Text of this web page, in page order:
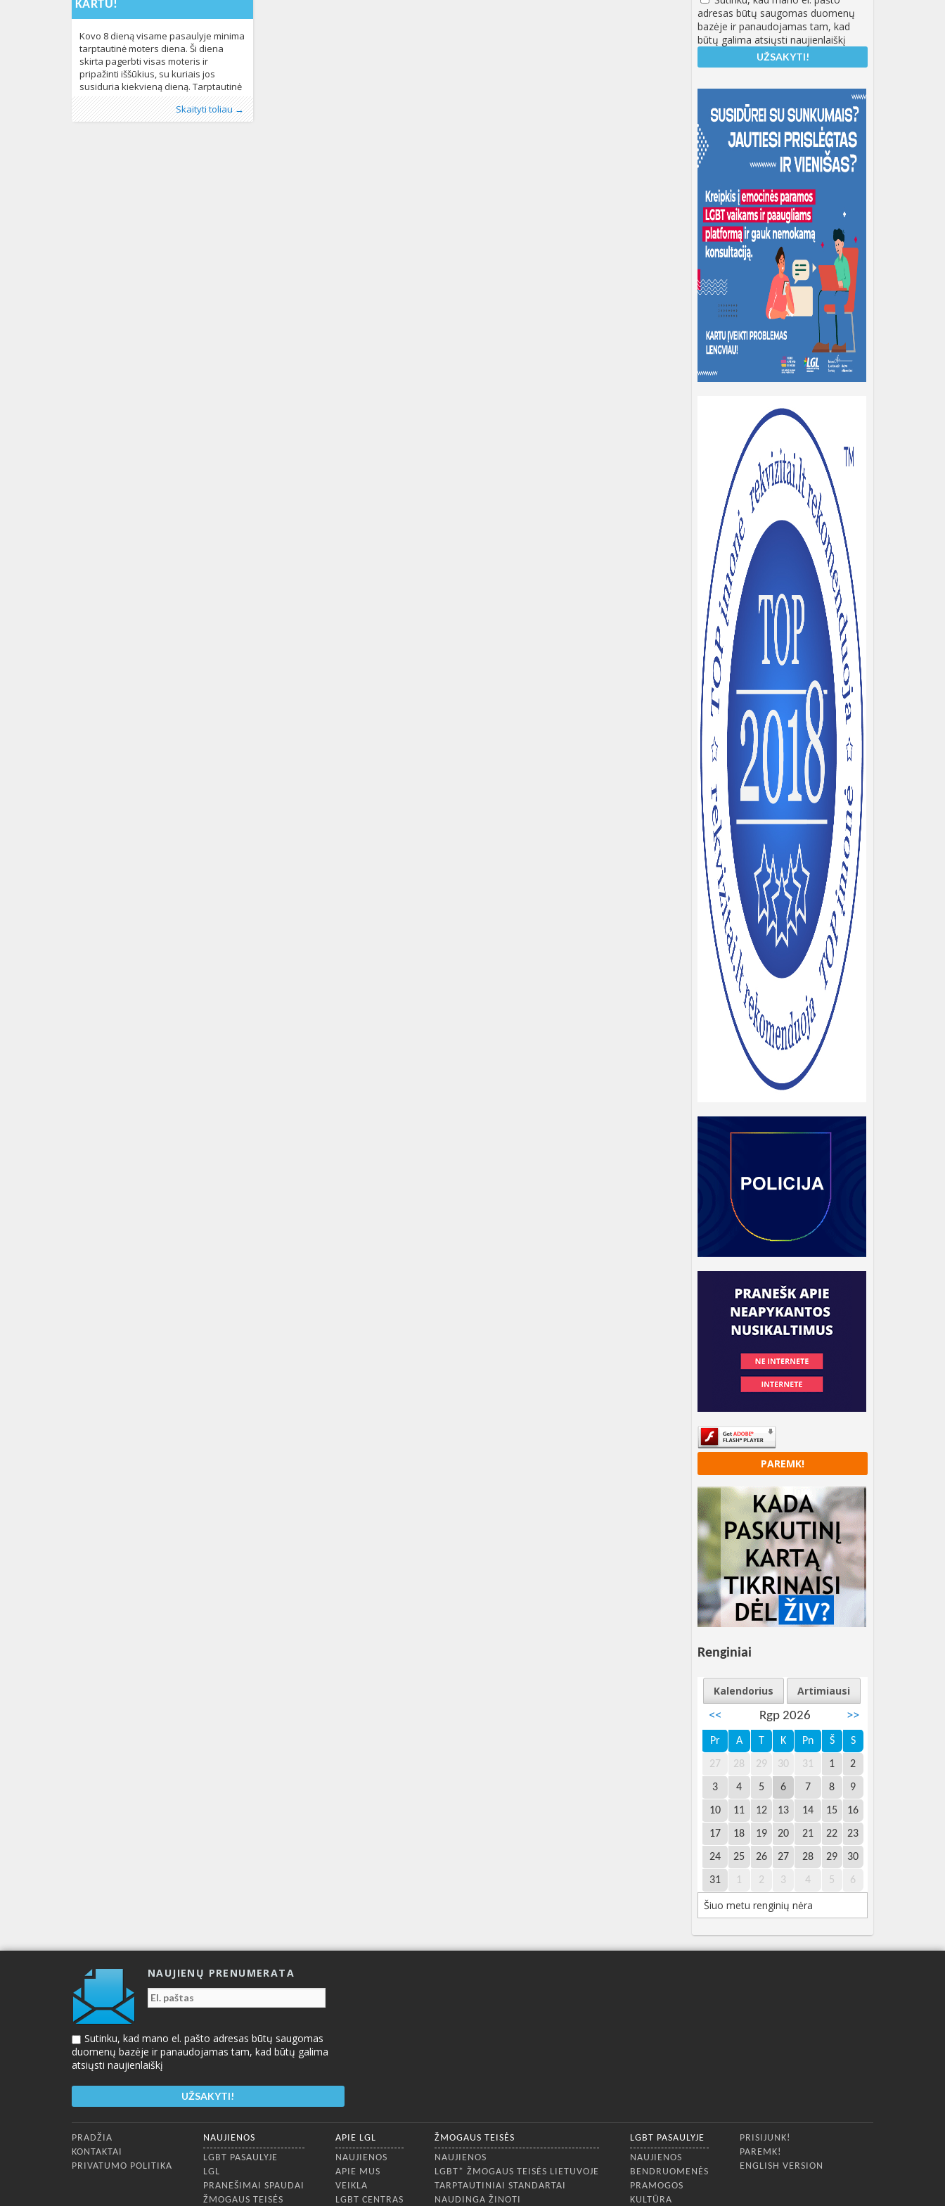
adresas būtų saugomas duomenų
bazėje ir panaudojamas tam, kad
būtų galima atsiųsti naujienlaiškį
PAREMK!
Renginiai
Kalendorius
Artimiausi
<<
Rgp 2026 >>
Pr A T K Pn Š S
27 28 29 30 31 1 2
3 4 5 6 7 8 9
10 11 12 13 14 15 16
17 18 19 20 21 22 23
24 25 26 27 28 29 30
31 1 2 3 4 5 6
Šiuo metu renginių nėra
KARTU!
Kovo 8 dieną visame pasaulyje minima
tarptautinė moters diena. Ši diena
skirta pagerbti visas moteris ir
pripažinti iššūkius, su kuriais jos
susiduria kiekvieną dieną. Tarptautinė
moters diena pradėta švęsti po to, kai
1910 metų kovo 8 d. Kopenhagoje
vykusioje tarptautinėje moterų
Skaityti toliau →
Publikavo:Aliona, LGL
Kategorijos:Kultūra,LGBT pasaulyje,LGL,
Lietuvoje,Naujienos,Pasaulyje,Žmogaus
Žymos:LBT* moterys,lyčių lygybė,
pagrindinės žmogaus teisės,socialinė
NAUJIENŲ PRENUMERATA
Sutinku, kad mano el. pašto adresas būtų saugomas
duomenų bazėje ir panaudojamas tam, kad būtų galima
atsiųsti naujienlaiškį
Apatinis meniu
PRADŽIA
KONTAKTAI
PRIVATUMO POLITIKA
NAUJIENOS
LGBT PASAULYJE
LGL
PRANEŠIMAI SPAUDAI
ŽMOGAUS TEISĖS
APIE LGL
NAUJIENOS
APIE MUS
VEIKLA
LGBT CENTRAS
ŽMOGAUS TEISĖS
NAUJIENOS
LGBT* ŽMOGAUS TEISĖS LIETUVOJE
TARPTAUTINIAI STANDARTAI
NAUDINGA ŽINOTI
LGBT PASAULYJE
NAUJIENOS
BENDRUOMENĖS
PRAMOGOS
KULTŪRA
PRISIJUNK!
PAREMK!
ENGLISH VERSION